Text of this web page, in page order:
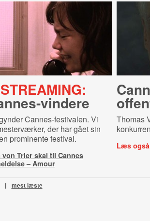
vindere
Cannes-festivalen. Vi
der har gået sin
prominente festival.
von Trier skal til Cannes
– Amour
Thomas
Læs
| mest læste